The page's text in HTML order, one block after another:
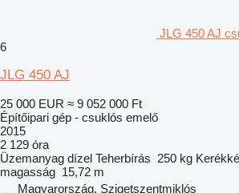
JLG 450 AJ
6
JLG 450 AJ
25 000 EUR ≈ 9 052 000 Ft
Építőipari gép - csuklós emelő
2015
2 129 óra
Üzemanyag dízel Teherbírás 250 kg
magasság 15,72 m
Magyarország, Szigetszentmiklós